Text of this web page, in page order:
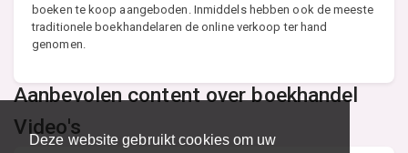
Deze website gebruikt cookies om uw
boeken te koop aangeboden. Inmiddels hebben ook de meeste
traditionele boekhandelaren de online verkoop ter hand
genomen.
Aanbevolen content over boekhandel
Video's